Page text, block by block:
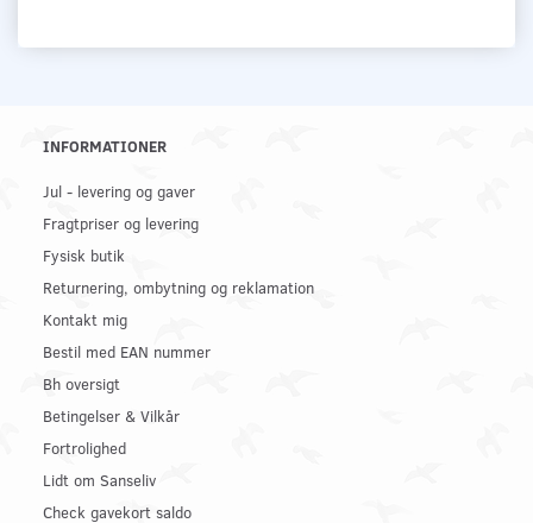
INFORMATIONER
Jul - levering og gaver
Fragtpriser og levering
Fysisk butik
Returnering, ombytning og reklamation
Kontakt mig
Bestil med EAN nummer
Bh oversigt
Betingelser & Vilkår
Fortrolighed
Lidt om Sanseliv
Check gavekort saldo